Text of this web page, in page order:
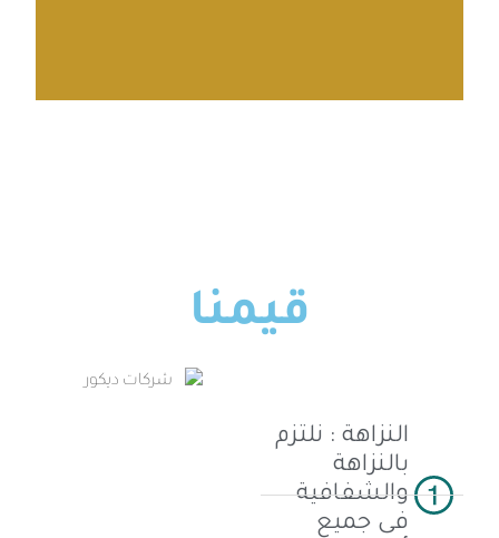
قيمنا
النزاهة : نلتزم
بالنزاهة
والشفافية
فى جميع